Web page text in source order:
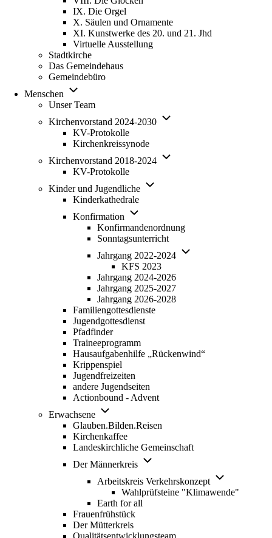
IX. Die Orgel
X. Säulen und Ornamente
XI. Kunstwerke des 20. und 21. Jhd
Virtuelle Ausstellung
Stadtkirche
Das Gemeindehaus
Gemeindebüro
Menschen
Unternavigation
Menschen
Unser Team
Kirchenvorstand 2024-2030
Unternavigation
2030
KV-Protokolle
Kirchenkreissynode
Kirchenvorstand 2018-2024
Unternavigation
KV-Protokolle
Kinder und Jugendliche
Unternavigation
Jugendliche
Kinderkathedrale
Konfirmation
Unternavigation
Konfirmation
Konfirmandenordnung
Sonntagsunterricht
Jahrgang 2022-2024
Unternavigation
KFS 2023
Jahrgang 2024-2026
Jahrgang 2025-2027
Jahrgang 2026-2028
Familiengottesdienste
Jugendgottesdienst
Pfadfinder(opens
in
new
tab)
Traineeprogramm
Hausaufgabenhilfe „Rückenwind“
Krippenspiel
Jugendfreizeiten
andere Jugendseiten
Actionbound - Advent
Erwachsene
Unternavigation
Erwachsene
Glauben.Bilden.Reisen
new
Kirchenkaffee
Landeskirchliche Gemeinschaft
Der Männerkreis
Unternavigation
Der
Männerkreis
Arbeitskreis Verkehrskonzept
Arbeitskreis
Wahlprüfsteine "Klimawende"
Earth for all
Frauenfrühstück
Der Mütterkreis
Qualitätsentwicklungsteam